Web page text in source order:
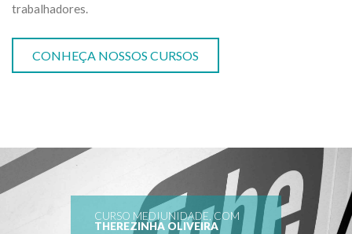
trabalhadores.
CONHEÇA NOSSOS CURSOS
CURSO MEDIUNIDADE, COM
THEREZINHA OLIVEIRA